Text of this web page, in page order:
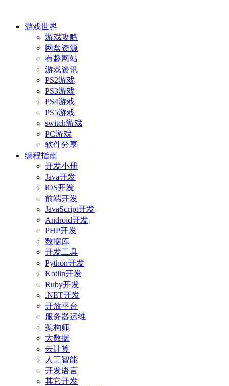
游戏世界
游戏攻略
网盘资源
有趣网站
游戏资讯
PS2游戏
PS3游戏
PS4游戏
PS5游戏
switch游戏
PC游戏
软件分享
编程指南
开发小册
Java开发
iOS开发
前端开发
JavaScript开发
Android开发
PHP开发
数据库
开发工具
Python开发
Kotlin开发
Ruby开发
.NET开发
开放平台
服务器运维
架构师
大数据
云计算
人工智能
开发语言
其它开发